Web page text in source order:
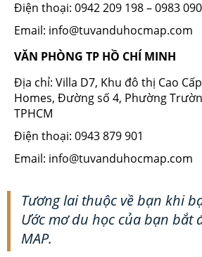
Điện thoại: 0942 209 198 – 0983
Email: info@tuvanduhocmap.com
VĂN PHÒNG TP HỒ CHÍ MINH
Địa chỉ: Villa D7, Khu đô thị Cao
Homes, Đường số 4, Phường
TPHCM
Điện thoại: 0943 879 901
Email: info@tuvanduhocmap.com
Tương lai thuộc về bạn khi
Ước mơ du học của bạn bắt
MAP.